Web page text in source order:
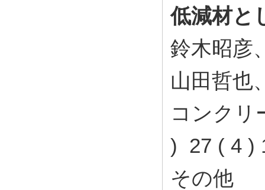
低減材と
鈴木昭彦
山田哲也
コンクリ
) 27 ( 4 )
その他